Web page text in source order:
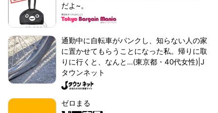
だよ~。
通勤中に自転車がパンクし、知らない人の家
に置かせてもらうことになった私。帰りに取
りに行くと、なんと...(東京都・40代女性)|J
タウンネット
ゼロまる